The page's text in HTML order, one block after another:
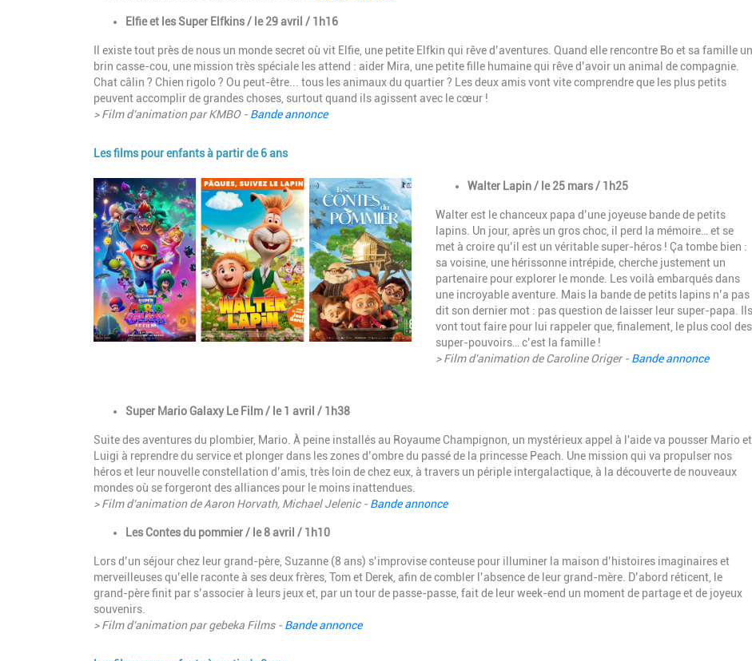
Elfie et les Super Elfkins / le 29 avril / 1h16
Il existe tout près de nous un monde secret où vit Elfie, une petite Elfkin qui rêve d’aventures. Quand elle rencontre Bo et sa famille un
brin casse-cou, une mission très spéciale les attend : aider Mira, une petite fille humaine qui rêve d’avoir un animal de compagnie.
Chat câlin ? Chien rigolo ? Ou peut-être... tous les animaux du quartier ? Les deux amis vont vite comprendre que les plus petits
peuvent accomplir de grandes choses, surtout quand ils agissent avec le cœur !
> Film d'animation par KMBO -Bande annonce
Les films pour enfants à partir de 6 ans
Image DescriptionWalter Lapin / le 25 mars / 1h25
Walter est le chanceux papa d’une joyeuse bande de petits
lapins. Un jour, après un gros choc, il perd la mémoire… et se
met à croire qu’il est un véritable super-héros ! Ça tombe bien :
sa voisine, une hérissonne intrépide, cherche justement un
partenaire pour explorer le monde. Les voilà embarqués dans
une incroyable aventure. Mais la bande de petits lapins n’a pas
dit son dernier mot : pas question de laisser leur super-papa. Ils
vont tout faire pour lui rappeler que, finalement, le plus cool des
super-pouvoirs… c’est la famille !
> Film d'animation de Caroline Origer -Bande annonce
DescriptionSuper Mario Galaxy Le Film / le 1 avril / 1h38
Suite des aventures du plombier, Mario. À peine installés au Royaume Champignon, un mystérieux appel à l'aide va pousser Mario et
Luigi à reprendre du service et plonger dans les zones d’ombre du passé de la princesse Peach. Une mission qui va propulser nos
héros et leur nouvelle constellation d’amis, très loin de chez eux, à travers un périple intergalactique, à la découverte de nouveaux
mondes où se forgeront des alliances pour le moins inattendues.
> Film d'animation de Aaron Horvath, Michael Jelenic -Bande annonce
Les Contes du pommier / le 8 avril / 1h10
Lors d’un séjour chez leur grand-père, Suzanne (8 ans) s’improvise conteuse pour illuminer la maison d’histoires imaginaires et
merveilleuses qu’elle raconte à ses deux frères, Tom et Derek, afin de combler l’absence de leur grand-mère. D’abord réticent, le
grand-père finit par s’associer à leurs jeux et, par un tour de passe-passe, fait de leur week-end un moment de partage et de joyeux
souvenirs.
> Film d'animation par gebeka Films -Bande annonce